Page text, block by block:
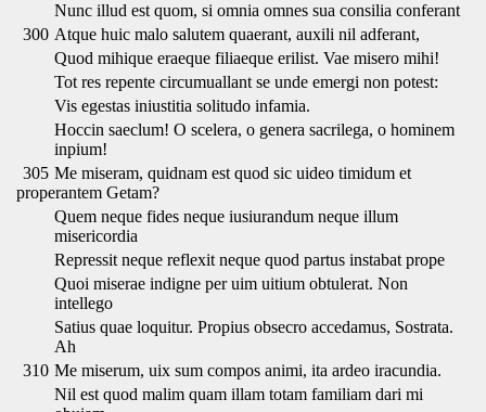
Nunc illud est quom, si omnia omnes sua consilia conferant
300 Atque huic malo salutem quaerant, auxili nil adferant,
Quod mihique eraeque filiaeque erilist. Vae misero mihi!
Tot res repente circumuallant se unde emergi non potest:
Vis egestas iniustitia solitudo infamia.
Hoccin saeclum! O scelera, o genera sacrilega, o hominem
inpium!
305 Me miseram, quidnam est quod sic uideo timidum et
properantem Getam?
Quem neque fides neque iusiurandum neque illum
misericordia
Repressit neque reflexit neque quod partus instabat prope
Quoi miserae indigne per uim uitium obtulerat. Non
intellego
Satius quae loquitur. Propius obsecro accedamus, Sostrata.
Ah
310 Me miserum, uix sum compos animi, ita ardeo iracundia.
Nil est quod malim quam illam totam familiam dari mi